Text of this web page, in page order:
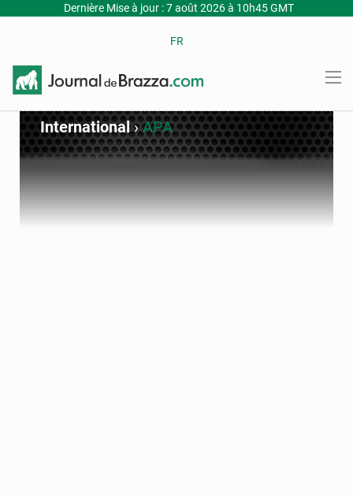
Dernière Mise à jour : 7 août 2026 à 10h45 GMT
FR
International›APA